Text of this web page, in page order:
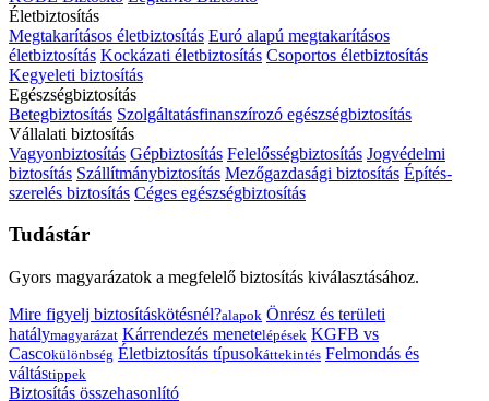
Életbiztosítás
Megtakarításos életbiztosítás Euró alapú megtakarításos
életbiztosítás Kockázati életbiztosítás Csoportos életbiztosítás
Kegyeleti biztosítás
Egészségbiztosítás
Betegbiztosítás Szolgáltatásfinanszírozó egészségbiztosítás
Vállalati biztosítás
Vagyonbiztosítás Gépbiztosítás Felelősségbiztosítás Jogvédelmi
biztosítás Szállítmánybiztosítás Mezőgazdasági biztosítás Építés-
szerelés biztosítás Céges egészségbiztosítás
Tudástár
Gyors magyarázatok a megfelelő biztosítás kiválasztásához.
Mire figyelj biztosításkötésnél?alapok Önrész és területi
hatálymagyarázat Kárrendezés menetelépések KGFB vs
Cascokülönbség Életbiztosítás típusokáttekintés Felmondás és
váltástippek
Biztosítás összehasonlító